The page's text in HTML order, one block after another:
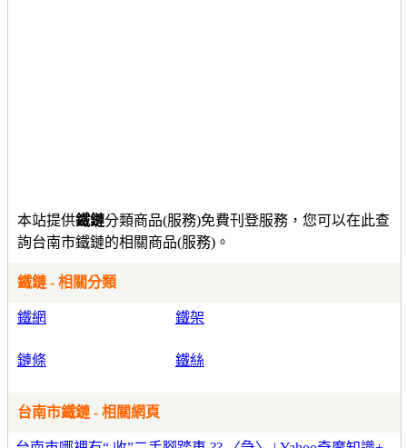
本站提供鐵鏈分類商品(服務)免費刊登服務，您可以在此查
詢台南市鐵鏈的相關商品(服務)。
鐵鏈 - 相關分類
鐵網 鐵架
鏈條 鐵絲
台南市鐵鏈 - 相關網頁